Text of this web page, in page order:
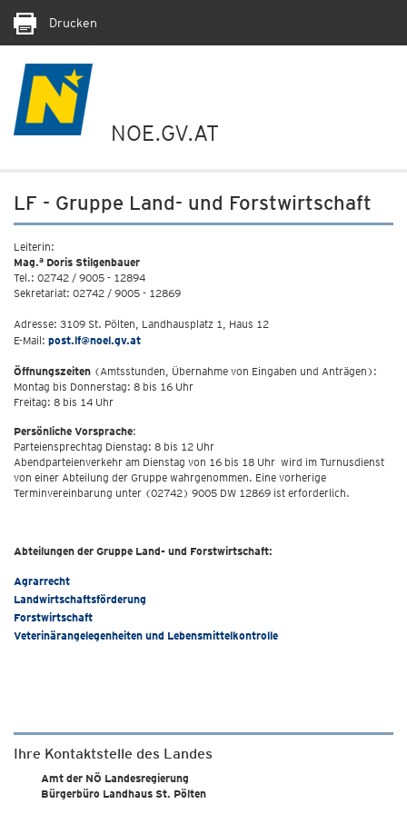
Drucken
NOE.GV.AT
LF - Gruppe Land- und Forstwirtschaft
Leiterin:
Mag.a Doris Stilgenbauer
Tel.: 02742 / 9005 - 12894
Sekretariat: 02742 / 9005 - 12869
Adresse: 3109 St. Pölten, Landhausplatz 1, Haus 12
E-Mail: post.lf@noel.gv.at
Öffnungszeiten (Amtsstunden, Übernahme von Eingaben und Anträgen):
Montag bis Donnerstag: 8 bis 16 Uhr
Freitag: 8 bis 14 Uhr
Persönliche Vorsprache:
Parteiensprechtag Dienstag: 8 bis 12 Uhr
Abendparteienverkehr am Dienstag von 16 bis 18 Uhr wird im Turnusdienst
von einer Abteilung der Gruppe wahrgenommen. Eine vorherige
Terminvereinbarung unter (02742) 9005 DW 12869 ist erforderlich.
Abteilungen der Gruppe Land- und Forstwirtschaft:
Agrarrecht
Landwirtschaftsförderung
Forstwirtschaft
Veterinärangelegenheiten und Lebensmittelkontrolle
Ihre Kontaktstelle des Landes
Amt der NÖ Landesregierung
Bürgerbüro Landhaus St. Pölten